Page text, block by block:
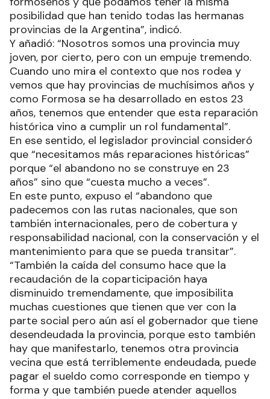
posibilidad que han tenido todas las hermanas
provincias de la Argentina”, indicó.
Y añadió: “Nosotros somos una provincia muy
joven, por cierto, pero con un empuje tremendo.
Cuando uno mira el contexto que nos rodea y
vemos que hay provincias de muchísimos años y
como Formosa se ha desarrollado en estos 23
años, tenemos que entender que esta reparación
histórica vino a cumplir un rol fundamental”.
En ese sentido, el legislador provincial consideró
que “necesitamos más reparaciones históricas”
porque “el abandono no se construye en 23
años” sino que “cuesta mucho a veces”.
En este punto, expuso el “abandono que
padecemos con las rutas nacionales, que son
también internacionales, pero de cobertura y
responsabilidad nacional, con la conservación y el
mantenimiento para que se pueda transitar”.
“También la caída del consumo hace que la
recaudación de la coparticipación haya
disminuido tremendamente, que imposibilita
muchas cuestiones que tienen que ver con la
parte social pero aún así el gobernador que tiene
desendeudada la provincia, porque esto también
hay que manifestarlo, tenemos otra provincia
vecina que está terriblemente endeudada, puede
pagar el sueldo como corresponde en tiempo y
forma y que también puede atender aquellos